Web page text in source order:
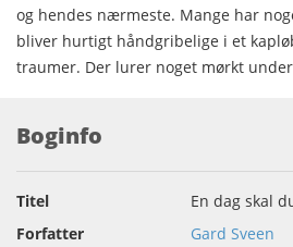
og hendes nærmeste. Mange har
bliver hurtigt håndgribelige i et
traumer. Der lurer noget mørkt
Boginfo
Titel
En dag skal
Forfatter
Gard Sveen